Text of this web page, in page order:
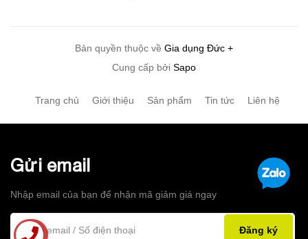
Bản quyền thuộc về Gia dụng Đức +
Cung cấp bởi Sapo
Trang chủ Giới thiệu Sản phẩm Tin tức Liên hệ
Gửi email
Nhập email của bạn để nhận mã giảm giá ngay
Đăng ký